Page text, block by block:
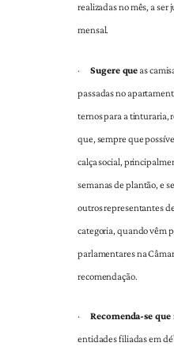
realizadas no mês, a
mensal.
· Sugere que as
passadas no
ternos para a tinturaria,
que, sempre que
calça social,
semanas de plantão, e
outros representantes
categoria, quando vêm
parlamentares na
recomendação.
· Recomenda-se que
entidades filiadas em